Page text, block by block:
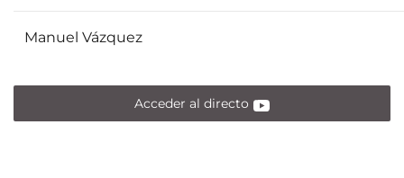
Manuel Vázquez
Acceder al directo
17 Junio 2026
acceso al
Estudiantes
participan